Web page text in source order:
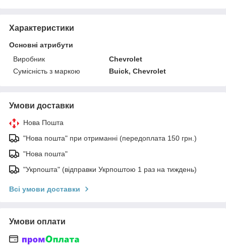
Характеристики
Основні атрибути
Виробник
Chevrolet
Сумісність з маркою
Buick, Chevrolet
Умови доставки
Нова Пошта
"Нова пошта" при отриманні (передоплата 150 грн.)
"Нова пошта"
"Укрпошта" (відправки Укрпоштою 1 раз на тиждень)
Всі умови доставки
Умови оплати